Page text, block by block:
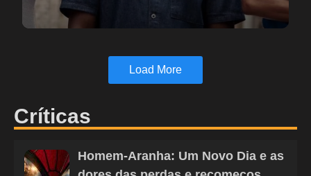
Load More
Críticas
Homem-Aranha: Um Novo Dia e as